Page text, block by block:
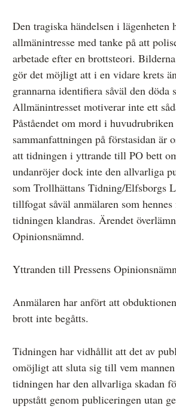
Den tragiska händelsen i lägenheten
allmänintresse med tanke på att
arbetade efter en brottsteori.
gör det möjligt att i en vidare krets
grannarna identifiera såväl den döda
Allmänintresset motiverar inte ett
Påståendet om mord i huvudrubriken
sammanfattningen på förstasidan är
att tidningen i yttrande till PO bett
undanröjer dock inte den allvarliga
som Trollhättans Tidning/Elfsborgs
tillfogat såväl anmälaren som
tidningen klandras. Ärendet
Opinionsnämnd.
Yttranden till Pressens
Anmälaren har anfört att
brott inte begåtts.
Tidningen har vidhållit att det av
omöjligt att sluta sig till vem
tidningen har den allvarliga skadan
uppstått genom publiceringen utan